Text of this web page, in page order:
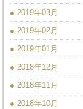
● 2019年03月
● 2019年02月
● 2019年01月
● 2018年12月
● 2018年11月
● 2018年10月